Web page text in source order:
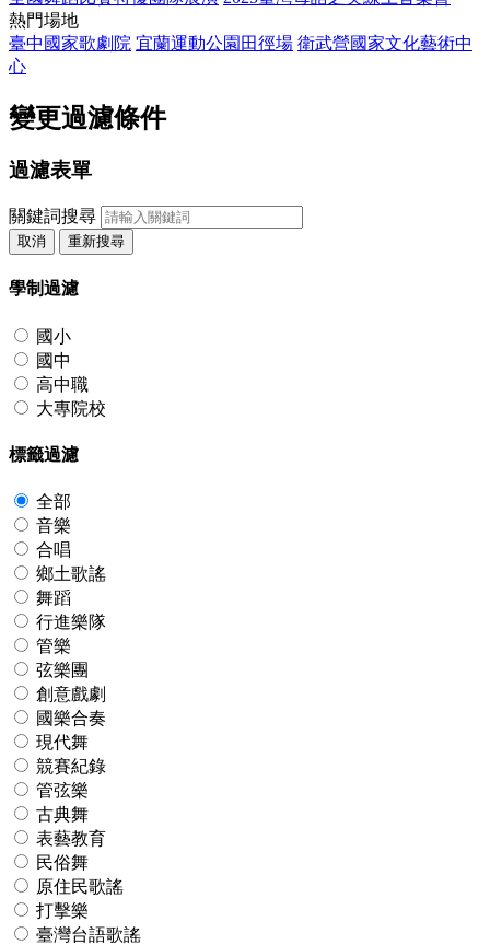
熱門場地
臺中國家歌劇院 宜蘭運動公園田徑場 衛武營國家文化藝術中
心
變更過濾條件
過濾表單
關鍵詞搜尋
取消 重新搜尋
學制過濾
國小
國中
高中職
大專院校
標籤過濾
全部
音樂
合唱
鄉土歌謠
舞蹈
行進樂隊
管樂
弦樂團
創意戲劇
國樂合奏
現代舞
競賽紀錄
管弦樂
古典舞
表藝教育
民俗舞
原住民歌謠
打擊樂
臺灣台語歌謠